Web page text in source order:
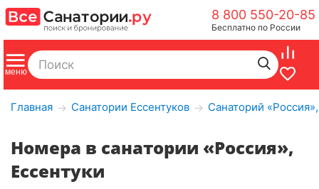
8 800 550-20-85
Бесплатно по России
Главная → Санатории Ессентуков → Санаторий
Номера в санатории «Россия»,
Ессентуки